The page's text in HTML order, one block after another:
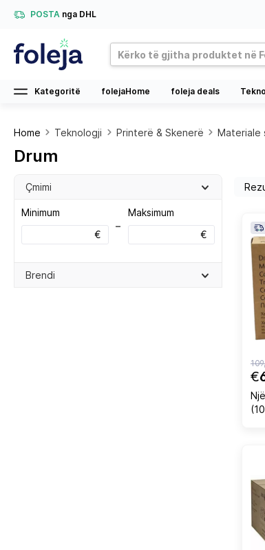
POSTA nga DHL
Kategoritë folejaHome foleja deals
Home Teknologji Printerë & Skenerë Materiale
Drum
Brendi
Çmimi
Minimum
€
–
Maksimum
€
€